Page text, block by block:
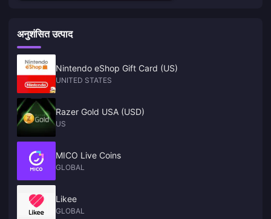
अनुशंसित उत्पाद
Nintendo eShop Gift Card (US)
UNITED STATES
Razer Gold USA (USD)
US
MICO Live Coins
GLOBAL
Likee
GLOBAL